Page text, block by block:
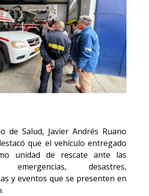
de Salud, Javier Andrés Ruano
que el vehículo entregado
unidad de rescate ante las
emergencias, desastres,
y eventos que se presenten en